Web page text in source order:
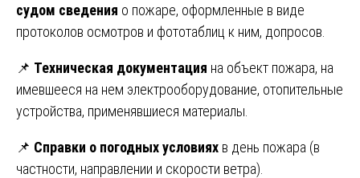
судом сведения о пожаре, оформленные в виде
протоколов осмотров и фототаблиц к ним, допросов.
📌 Техническая документация на объект пожара, на
имевшееся на нем электрооборудование, отопительные
устройства, применявшиеся материалы.
📌 Справки о погодных условиях в день пожара (в
частности, направлении и скорости ветра).